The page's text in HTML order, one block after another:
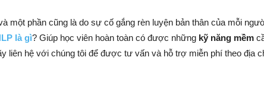
một phần cũng là do sự cố gắng rèn luyện bản thân của mỗi
là gì? Giúp học viên hoàn toàn có được những kỹ năng mềm
liên hệ với chúng tôi để được tư vấn và hỗ trợ miễn phí theo địa